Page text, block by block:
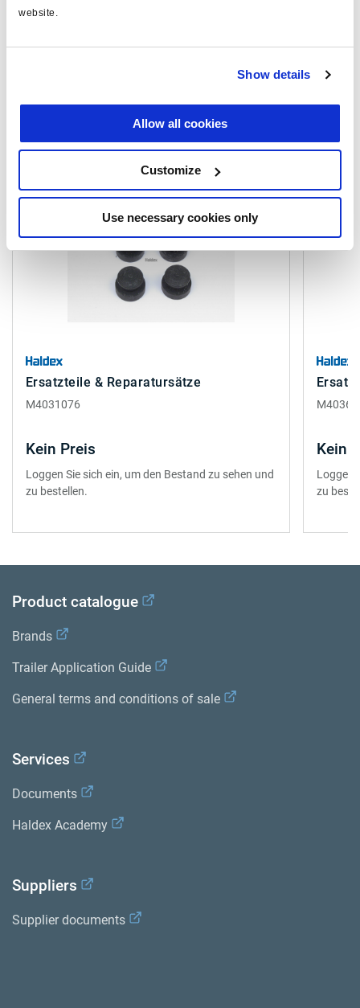
website.
Show details
Allow all cookies
Customize
Use necessary cookies only
Ähnliche Produkte
Ersatzteile & Reparatursätze
M4031076
Kein Preis
Loggen Sie sich ein, um den Bestand zu sehen und
zu bestellen.
Kein
Loggen
zu
Product catalogue
Brands
Trailer Application Guide
General terms and conditions of sale
Services
Documents
Haldex Academy
Suppliers
Supplier documents